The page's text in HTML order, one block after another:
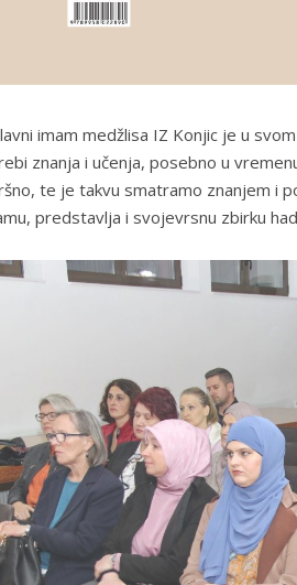
imam medžlisa IZ Konjic je u
znanja i učenja, posebno u
te je takvu smatramo znanjem i
predstavlja i svojevrsnu zbirku